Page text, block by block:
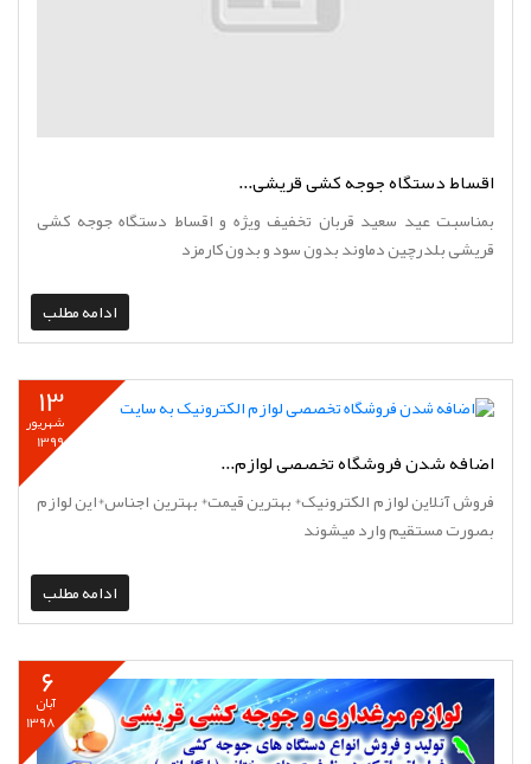
اقساط دستگاه جوجه کشی قریشی...
بمناسبت عید سعید قربان تخفیف ویژه و اقساط دستگاه جوجه کشی
قریشی بلدرچین دماوند بدون سود و بدون کارمزد
ادامه مطلب
اضافه شدن فروشگاه تخصصی لوازم...
فروش آنلاین لوازم الکترونیک* بهترین قیمت* بهترین اجناس*این لوازم
بصورت مستقیم وارد میشوند
ادامه مطلب
13
شهریور
1399
6
آبان
1398